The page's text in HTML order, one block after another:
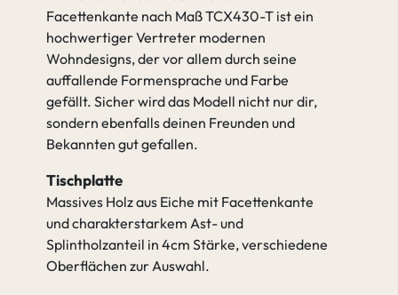
gehen zu Tischgestell
Facettenkante nach Maß TCX430-T ist ein
hochwertiger Vertreter modernen
Wohndesigns, der vor allem durch seine
auffallende Formensprache und Farbe
gefällt. Sicher wird das Modell nicht nur dir,
sondern ebenfalls deinen Freunden und
Bekannten gut gefallen.
Tischplatte
Massives Holz aus Eiche mit Facettenkante
und charakterstarkem Ast- und
Splintholzanteil in 4cm Stärke, verschiedene
Oberflächen zur Auswahl.